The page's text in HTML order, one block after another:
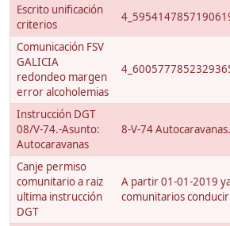
Escrito unificación
criterios
Comunicación FSV
GALICIA
redondeo margen
error alcoholemias
Instrucción DGT
08/V-74.-Asunto:
Autocaravanas
8-V-74
Canje permiso
comunitario a raiz
ultima instrucción
DGT
A partir 01-01-2019
comunitarios